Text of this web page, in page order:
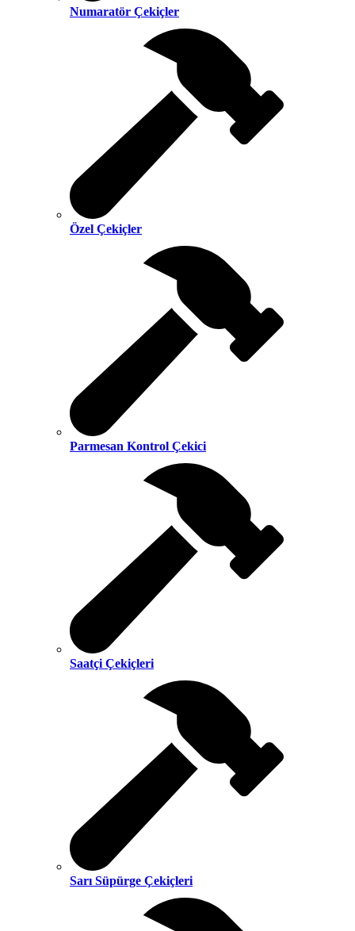
Numaratör Çekiçler
Özel Çekiçler
Parmesan Kontrol Çekici
Saatçi Çekiçleri
Sarı Süpürge Çekiçleri